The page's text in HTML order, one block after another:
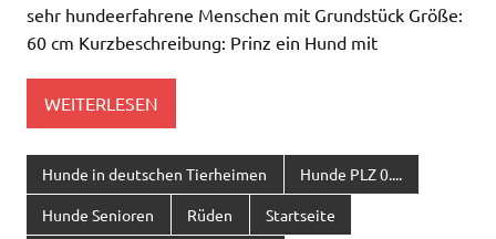
sehr hundeerfahrene Menschen mit Grundstück Größe:
60 cm Kurzbeschreibung: Prinz ein Hund mit
WEITERLESEN
Hunde in deutschen Tierheimen Hunde PLZ 0....
Hunde Senioren Rüden Startseite